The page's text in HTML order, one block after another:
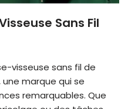
Sans Fil
visseuse sans fil de
une marque qui se
remarquables. Que